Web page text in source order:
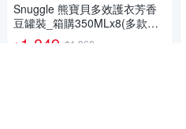
Snuggle 熊寶貝多效護衣芳香
豆罐裝_箱購350MLx8(多款任
選)
$ 1,849 $1,960